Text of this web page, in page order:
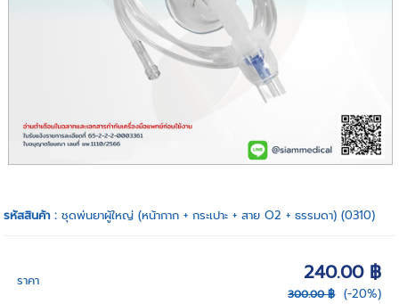
รหัสสินค้า :ชุดพ่นยาผู้ใหญ่ (หน้ากาก + กระเปาะ + สาย O2 + ธรรมดา) (0310)
ราคา 240.00 ฿
300.00 ฿ (-20%)